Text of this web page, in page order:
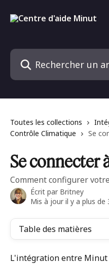
Rechercher un article...
Toutes les collections
Contrôle Climatique
Se
Se connecter
Comment configurer
Écrit par Britney
Mis à jour il y a plus de
Table des matières
L'intégration entre Minut